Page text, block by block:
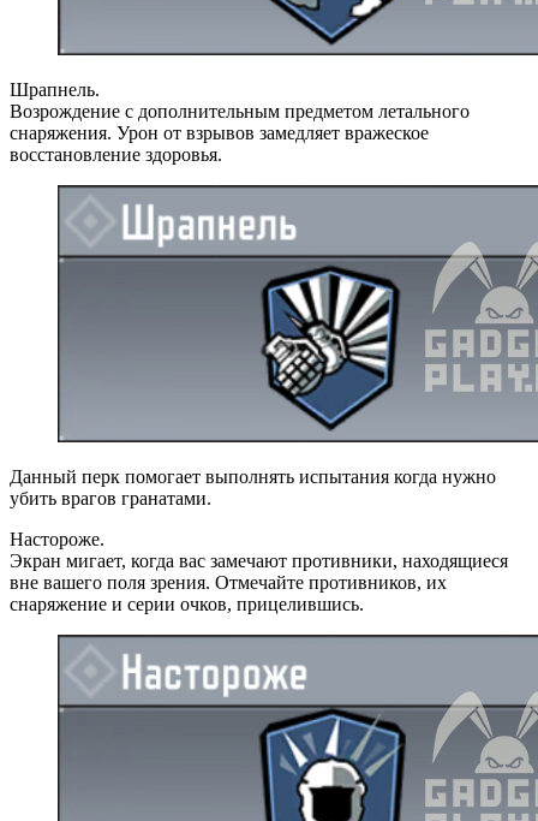
Шрапнель.
Возрождение с дополнительным предметом летального
снаряжения. Урон от взрывов замедляет вражеское
восстановление здоровья.
Данный перк помогает выполнять испытания когда нужно
убить врагов гранатами.
Настороже.
Экран мигает, когда вас замечают противники, находящиеся
вне вашего поля зрения. Отмечайте противников, их
снаряжение и серии очков, прицелившись.